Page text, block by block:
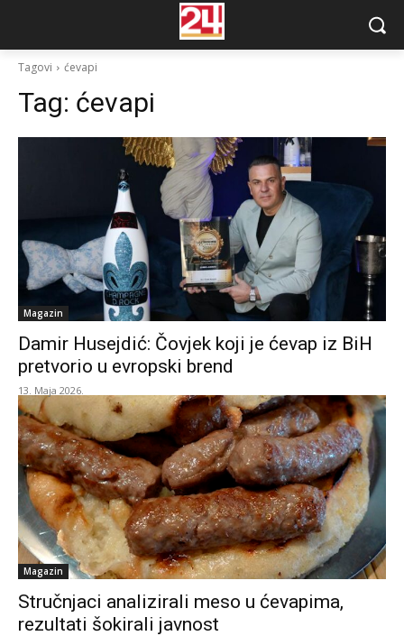
Tagovi ćevapi
Tag: ćevapi
Magazin
Damir Husejdić: Čovjek koji je ćevap iz BiH
pretvorio u evropski brend
13. Maja 2026.
Magazin
Stručnjaci analizirali meso u ćevapima,
rezultati šokirali javnost